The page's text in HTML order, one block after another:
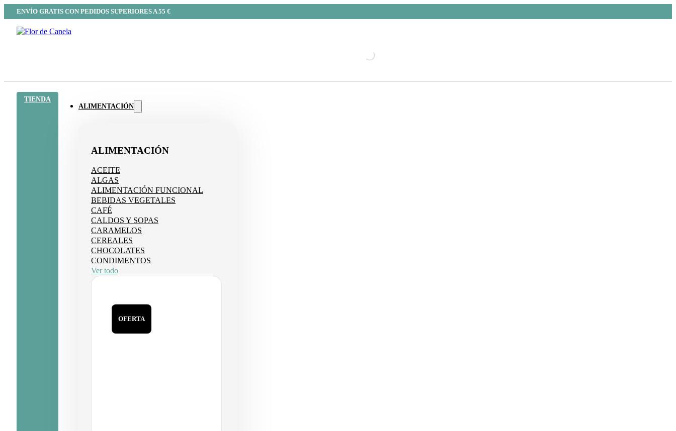
ENVÍO GRATIS CON PEDIDOS SUPERIORES A 55 €
TIENDA
ALIMENTACIÓN
ALIMENTACIÓN
ACEITE
ALGAS
ALIMENTACIÓN FUNCIONAL
BEBIDAS VEGETALES
CAFÉ
CALDOS Y SOPAS
CARAMELOS
CEREALES
CHOCOLATES
CONDIMENTOS
Ver todo
OFERTA